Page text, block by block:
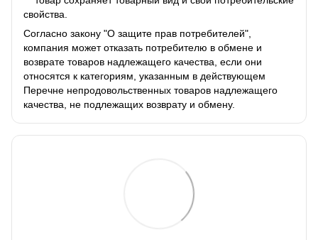
свойства.
Согласно закону "О защите прав потребителей",
компания может отказать потребителю в обмене и
возврате товаров надлежащего качества, если они
относятся к категориям, указанным в действующем
Перечне непродовольственных товаров надлежащего
качества, не подлежащих возврату и обмену.